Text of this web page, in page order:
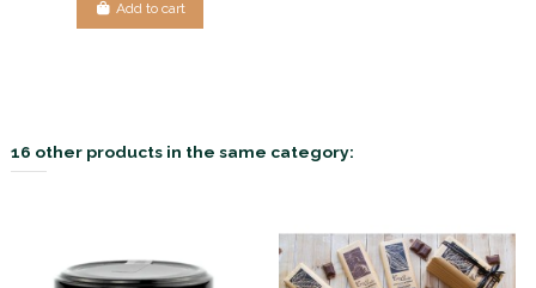
Add to cart
16 other products in the same category: